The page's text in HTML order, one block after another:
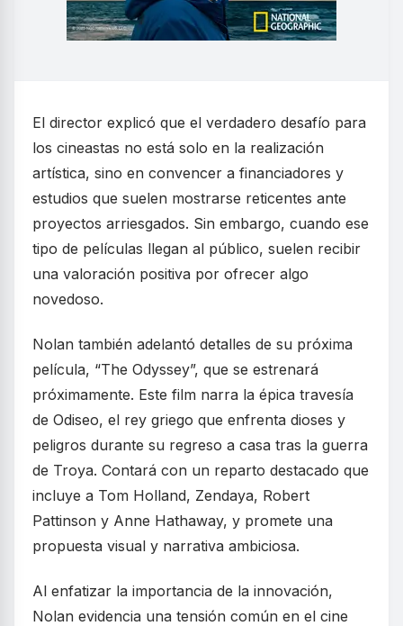
El director explicó que el verdadero desafío para
los cineastas no está solo en la realización
artística, sino en convencer a financiadores y
estudios que suelen mostrarse reticentes ante
proyectos arriesgados. Sin embargo, cuando ese
tipo de películas llegan al público, suelen recibir
una valoración positiva por ofrecer algo
novedoso.
Nolan también adelantó detalles de su próxima
película, “The Odyssey”, que se estrenará
próximamente. Este film narra la épica travesía
de Odiseo, el rey griego que enfrenta dioses y
peligros durante su regreso a casa tras la guerra
de Troya. Contará con un reparto destacado que
incluye a Tom Holland, Zendaya, Robert
Pattinson y Anne Hathaway, y promete una
propuesta visual y narrativa ambiciosa.
Al enfatizar la importancia de la innovación,
Nolan evidencia una tensión común en el cine